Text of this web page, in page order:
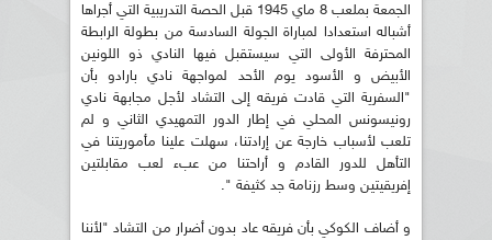
الجمعة بملعب 8 ماي 1945 قبل الحصة التدريبية التي أجراها
أشباله استعدادا لمباراة الجولة السادسة من بطولة الرابطة
المحترفة الأولى التي سيستقبل فيها النادي ذو اللونين
الأبيض و الأسود يوم الأحد لمواجهة نادي بارادو بأن
"السفرية التي قادت فريقه إلى التشاد لأجل مجابهة نادي
رونيسونس المحلي في إطار الدور التمهيدي الثاني و لم
تلعب لأسباب خارجة عن إرادتنا، سهلت علينا مأموريتنا في
التأهل للدور القادم و أراحتنا من عبء لعب مقابلتين
إفريقيتين وسط رزنامة جد كثيفة ".
و أضاف الكوكي بأن فريقه عاد بدون أضرار من التشاد "لأننا